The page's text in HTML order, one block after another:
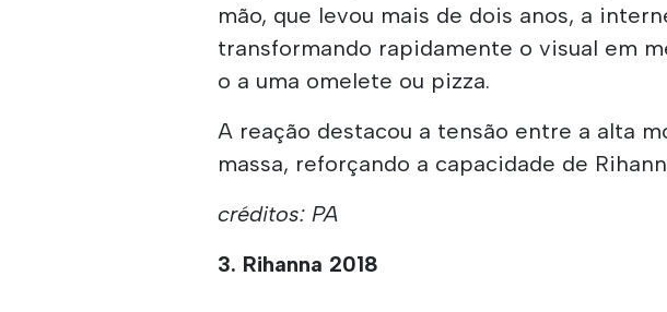
mão, que levou mais de dois anos, a
transformando rapidamente o visual em
o a uma omelete ou pizza.
A reação destacou a tensão entre a alta
massa, reforçando a capacidade de
créditos: PA
3. Rihanna 2018